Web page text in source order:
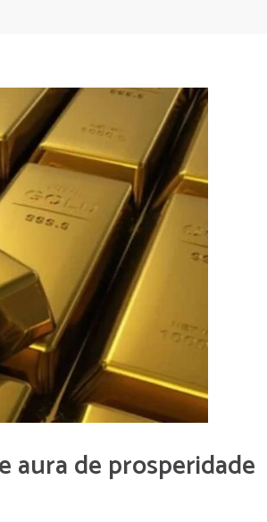
aura de prosperidade